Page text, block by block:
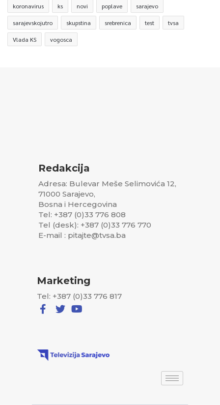
koronavirus ks novi poplave sarajevo
sarajevskojutro skupstina srebrenica test tvsa
Vlada KS vogosca
Redakcija
Adresa: Bulevar Meše Selimovića 12,
71000 Sarajevo,
Bosna i Hercegovina
Tel: +387 (0)33 776 808
Tel (desk): +387 (0)33 776 770
E-mail : pitajte@tvsa.ba
Marketing
Tel: +387 (0)33 776 817